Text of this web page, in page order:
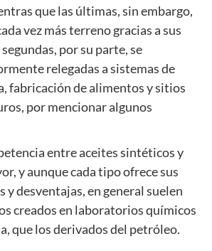
que las últimas, sin embargo,
vez más terreno gracias a sus
por su parte, se
relegadas a sistemas de
fabricación de alimentos y sitios
por mencionar algunos
entre aceites sintéticos y
y aunque cada tipo ofrece sus
y desventajas, en general suelen
creados en laboratorios químicos
que los derivados del petróleo.